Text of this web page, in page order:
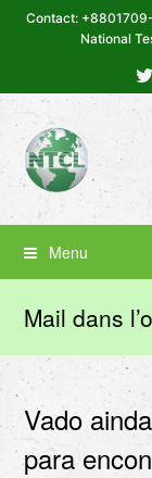
Contact:
National
Menu
Mail dans
Vado
para